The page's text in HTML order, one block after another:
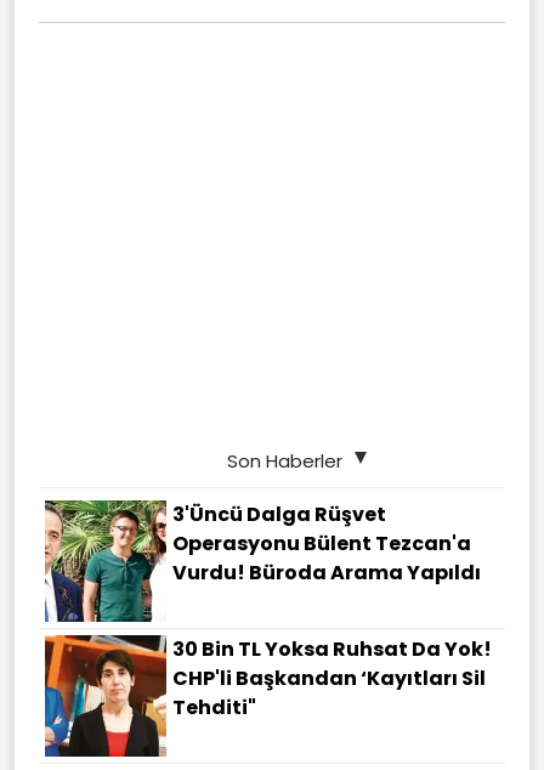
Son Haberler
3'üncü Dalga Rüşvet
Operasyonu Bülent Tezcan'a
Vurdu! Büroda Arama Yapıldı
30 Bin TL Yoksa Ruhsat Da Yok!
CHP'li Başkandan ‘Kayıtları Sil
Tehditi"